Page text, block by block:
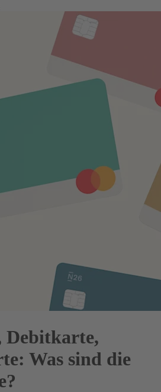
Was sind die